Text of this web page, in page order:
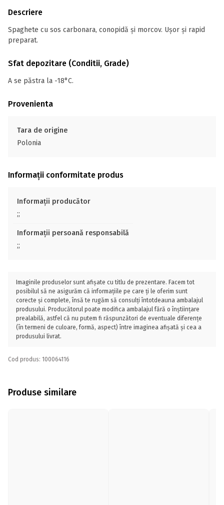
Descriere
Spaghete cu sos carbonara, conopidă și morcov. Ușor și rapid
preparat.
Sfat depozitare (Conditii, Grade)
A se păstra la -18°C.
Provenienta
Tara de origine
Polonia
Informații conformitate produs
Informații producător
;;
Informații persoană responsabilă
;;
Imaginile produselor sunt afișate cu titlu de prezentare. Facem tot
posibilul să ne asigurăm că informațiile pe care ți le oferim sunt
corecte și complete, însă te rugăm să consulți întotdeauna ambalajul
produsului. Producătorul poate modifica ambalajul fără o înștiințare
prealabilă, astfel că nu putem fi răspunzători de eventuale diferențe
(în termeni de culoare, formă, aspect) între imaginea afișată și cea a
produsului livrat.
Cod produs: 100064116
Produse similare